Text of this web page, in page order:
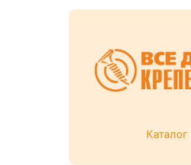
Каталог